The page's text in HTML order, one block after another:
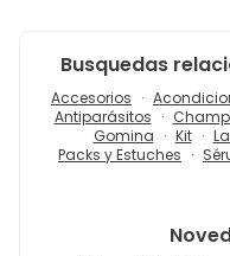
Busquedas
Accesorios
Antiparásitos
Gomina
Kit
Packs y Estuches